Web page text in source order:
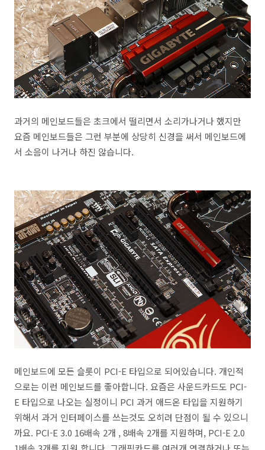
과거의 메인보드들은 초크에서 떨리면서 소리가나거나 했지만
요즘 메인보드들은 그런 부분에 상당히 신경을 써서 메인보드에
서 소음이 나거나 하진 않습니다.
메인보드에 모든 슬롯이 PCI-E 타입으로 되어있습니다. 개인적
으로는 이런 메인보드를 좋아합니다. 요즘은 사운드카드도 PCI-
E 타입으로 나오는 실정이니 PCI 과거 애드온 타입을 지원하기
위해서 과거 인터페이스를 쓰는것도 오히려 단점이 될 수 있으니
까요. PCI-E 3.0 16배속 2개 , 8배속 2개를 지원하며, PCI-E 2.0